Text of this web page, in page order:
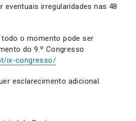
eventuais irregularidades nas 48
o momento pode ser
do 9.º Congresso
ix-congresso/
esclarecimento adicional.